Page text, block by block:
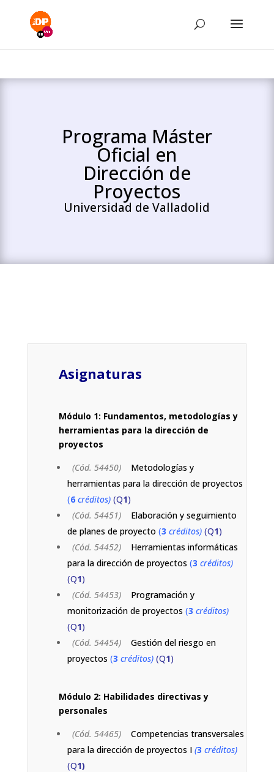
Programa Máster
Oficial en
Dirección de
Proyectos
Universidad de Valladolid
Asignaturas
Módulo 1: Fundamentos, metodologías y
herramientas para la dirección de
proyectos
(Cód. 54450) Metodologías y
herramientas para la dirección de proyectos
(6créditos) (Q1)
(Cód. 54451) Elaboración y seguimiento
de planes de proyecto (3 créditos) (Q1)
(Cód. 54452) Herramientas informáticas
para la dirección de proyectos (3 créditos)
(Q1)
(Cód. 54453) Programación y
monitorización de proyectos (3 créditos)
(Q1)
(Cód. 54454) Gestión del riesgo en
proyectos (3 créditos) (Q1)
Módulo 2: Habilidades directivas y
personales
(Cód. 54465) Competencias transversales
para la dirección de proyectos I (3 créditos)
(Q1)